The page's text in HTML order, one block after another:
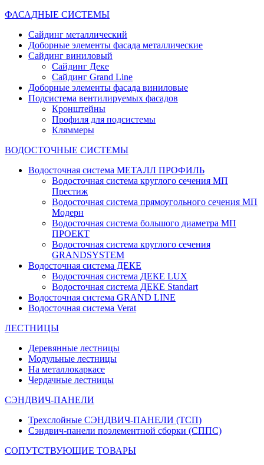
ФАСАДНЫЕ СИСТЕМЫ
Сайдинг металлический
Доборные элементы фасада металлические
Сайдинг виниловый
Сайдинг Деке
Сайдинг Grand Line
Доборные элементы фасада виниловые
Подсистема вентилируемых фасадов
Кронштейны
Профиля для подсистемы
Кляммеры
ВОДОСТОЧНЫЕ СИСТЕМЫ
Водосточная система МЕТАЛЛ ПРОФИЛЬ
Водосточная система круглого сечения МП
Престиж
Водосточная система прямоугольного сечения МП
Модерн
Водосточная система большого диаметра МП
ПРОЕКТ
Водосточная система круглого сечения
GRANDSYSTEM
Водосточная система ДЕКЕ
Водосточная система ДЕКЕ LUX
Водосточная система ДЕКЕ Standart
Водосточная система GRAND LINE
Водосточная система Verat
ЛЕСТНИЦЫ
Деревянные лестницы
Модульные лестницы
На металлокаркасе
Чердачные лестницы
СЭНДВИЧ-ПАНЕЛИ
Трехслойные СЭНДВИЧ-ПАНЕЛИ (ТСП)
Сэндвич-панели поэлементной сборки (СППС)
СОПУТСТВУЮЩИЕ ТОВАРЫ